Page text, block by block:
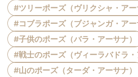
#ツリーポーズ（ヴリクシャ・アー
#コブラポーズ（ブジャンガ・アー
#子供のポーズ（バラ・アーサナ）
#戦士のポーズ（ヴィーラバドラ・
#山のポーズ（ターダ・アーサナ）